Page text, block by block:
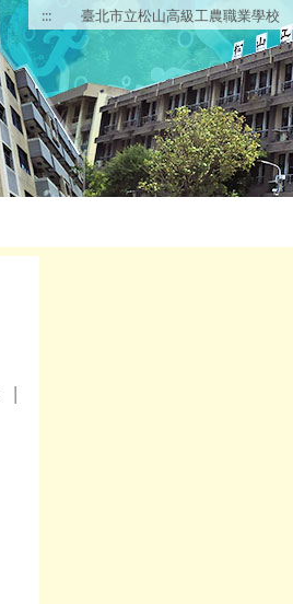
::: 臺北市立松山高級工農職業學校
|